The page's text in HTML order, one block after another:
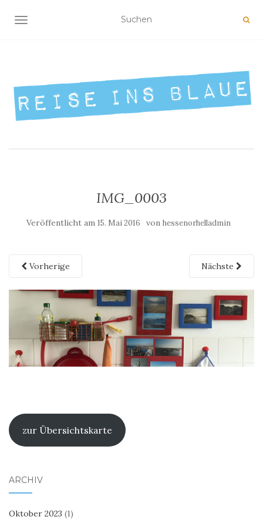
NAVIGATION UMSCHALTEN
IMG_0003
Veröffentlicht am 15. Mai 2016 von hessenorhelladmin
Vorherige Nächste
zur Übersichtskarte
ARCHIV
Oktober 2023 (1)